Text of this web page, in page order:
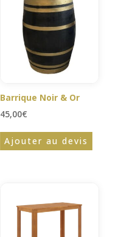
Barrique Noir & Or
45,00€
Ajouter au devis